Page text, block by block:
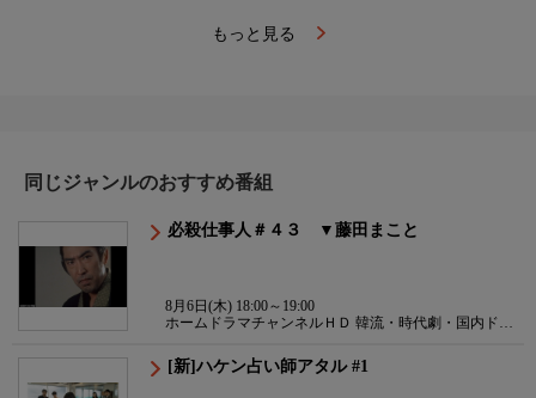
もっと見る
同じジャンルのおすすめ番組
必殺仕事人＃４３ ▼藤田まこと
8月6日(木) 18:00～19:00
ホームドラマチャンネルＨＤ 韓流・時代劇・国内ドラ
[新]ハケン占い師アタル #1